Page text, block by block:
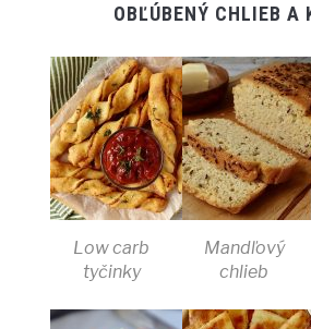
OBĽÚBENÝ CHLIEB A
Low carb
tyčinky
Mandľový
chlieb